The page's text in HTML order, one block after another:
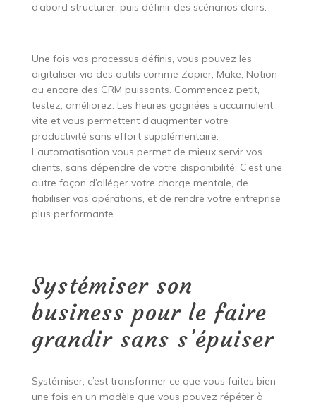
d’abord structurer, puis définir des scénarios clairs.
Une fois vos processus définis, vous pouvez les
digitaliser via des outils comme Zapier, Make, Notion
ou encore des CRM puissants. Commencez petit,
testez, améliorez. Les heures gagnées s’accumulent
vite et vous permettent d’augmenter votre
productivité sans effort supplémentaire.
L’automatisation vous permet de mieux servir vos
clients, sans dépendre de votre disponibilité. C’est une
autre façon d’alléger votre charge mentale, de
fiabiliser vos opérations, et de rendre votre entreprise
plus performante
Systémiser son
business pour le faire
grandir sans s’épuiser
Systémiser, c’est transformer ce que vous faites bien
une fois en un modèle que vous pouvez répéter à